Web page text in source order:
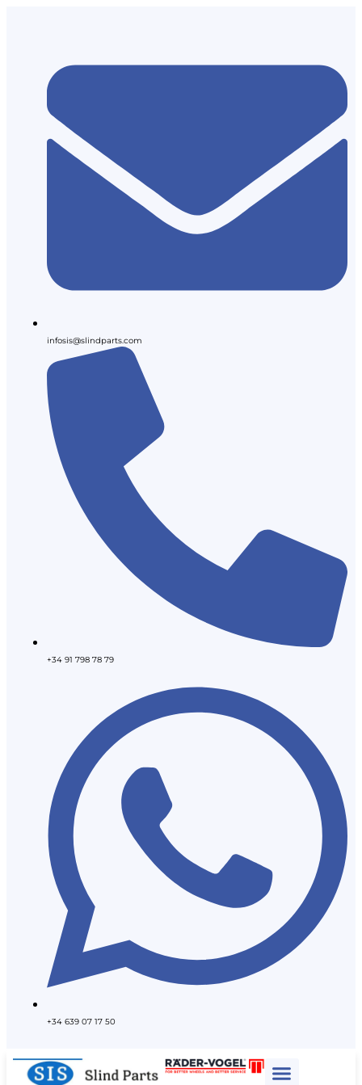
infosis@slindparts.com
+34 91 798 78 79
+34 639 07 17 50